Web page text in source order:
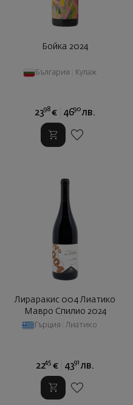
Бойка 2024
България Купаж
2398 € 4690 лв.
Лираракис 004 Лиатико
Мавро Спилио 2024
Гърция Лиатико
2245 € 4391 лв.